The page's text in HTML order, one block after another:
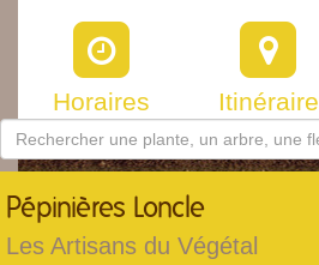
Horaires Itinéraire
Pépinières Loncle
Les Artisans du Végétal